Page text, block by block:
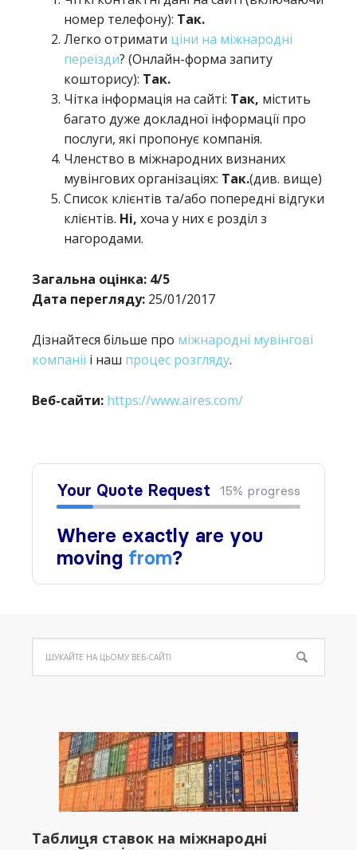
номер телефону): Так.
Легко отримати ціни на міжнародні
переїзди? (Онлайн-форма запиту
кошторису): Так.
Чітка інформація на сайті: Так, містить
багато дуже докладної інформації про
послуги, які пропонує компанія.
Членство в міжнародних визнаних
мувінгових організаціях: Так.(див. вище)
Список клієнтів та/або попередні відгуки
клієнтів. Ні, хоча у них є розділ з
нагородами.
Загальна оцінка: 4/5
Дата перегляду: 25/01/2017
Дізнайтеся більше про міжнародні мувінгові
компанії і наш процес розгляду.
Веб-сайти: https://www.aires.com/
Таблиця ставок на міжнародні